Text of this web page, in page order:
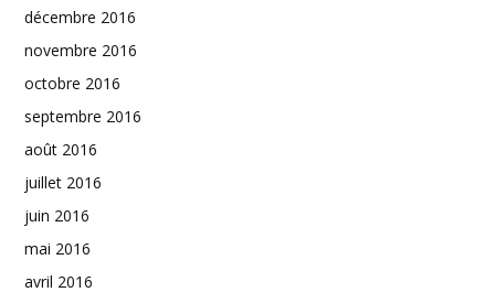
décembre 2016
novembre 2016
octobre 2016
septembre 2016
août 2016
juillet 2016
juin 2016
mai 2016
avril 2016